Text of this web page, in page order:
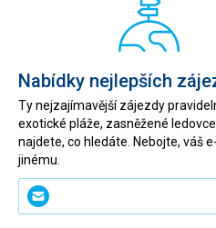
Nabídky nejlepších
Ty nejzajímavější zájezdy
exotické pláže, zasněžené
najdete, co hledáte. Nebojte, váš
jinému.
Zadejte
svůj